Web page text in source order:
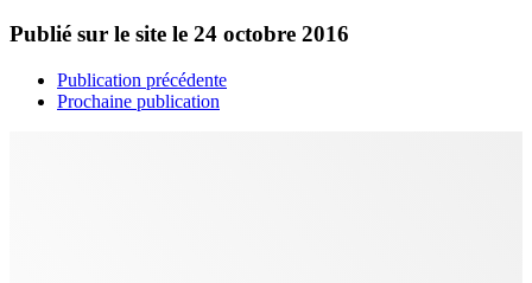
Publié sur le site le 24 octobre 2016
Publication précédente
Prochaine publication